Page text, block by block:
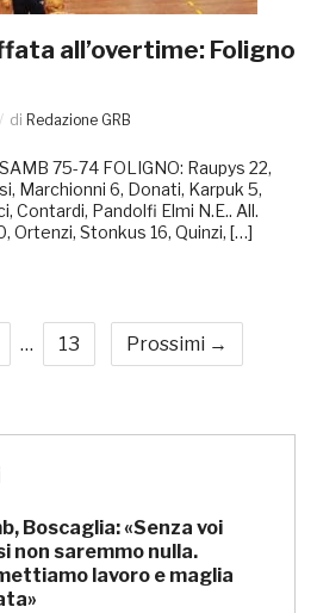
all’overtime: Foligno
di Redazione GRB
75-74 FOLIGNO: Raupys 22,
Marchionni 6, Donati, Karpuk 5,
Contardi, Pandolfi Elmi N.E.. All.
Ortenzi, Stonkus 16, Quinzi, […]
… 13 Prossimi →
Boscaglia: «Senza voi
non saremmo nulla.
lavoro e maglia